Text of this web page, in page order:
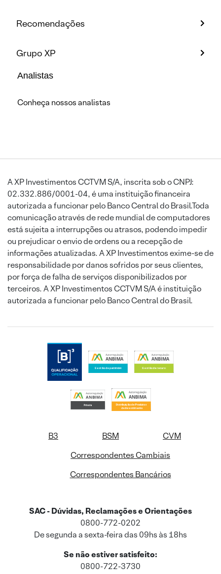
Recomendações
Grupo XP
Analistas
Conheça nossos analistas
A XP Investimentos CCTVM S/A, inscrita sob o CNPJ:
02.332.886/0001-04, é uma instituição financeira
autorizada a funcionar pelo Banco Central do Brasil.Toda
comunicação através de rede mundial de computadores
está sujeita a interrupções ou atrasos, podendo impedir
ou prejudicar o envio de ordens ou a recepção de
informações atualizadas. A XP Investimentos exime-se de
responsabilidade por danos sofridos por seus clientes,
por força de falha de serviços disponibilizados por
terceiros. A XP Investimentos CCTVM S/A é instituição
autorizada a funcionar pelo Banco Central do Brasil.
B3 BSM
CVM
Correspondentes Cambiais
Correspondentes Bancários
SAC - Dúvidas, Reclamações e Orientações
0800-772-0202
De segunda a sexta-feira das 09hs às 18hs
Se não estiver satisfeito:
0800-722-3730